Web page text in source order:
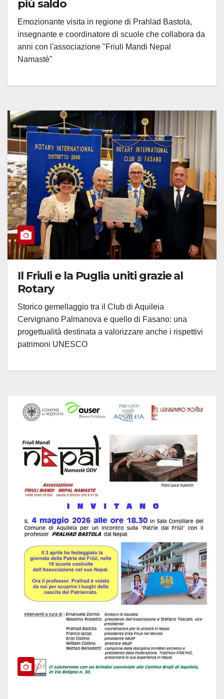
più saldo
Emozionante visita in regione di Prahlad Bastola,
insegnante e coordinatore di scuole che collabora da
anni con l'associazione "Friuli Mandi Nepal
Namastè"
Il Friuli e la Puglia uniti grazie al
Rotary
Storico gemellaggio tra il Club di Aquileia
Cervignano Palmanova e quello di Fasano: una
progettualità destinata a valorizzare anche i rispettivi
patrimoni UNESCO